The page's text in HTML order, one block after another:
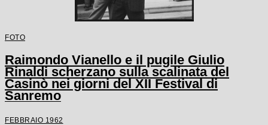
FOTO
Raimondo Vianello e il pugile Giulio
Rinaldi scherzano sulla scalinata del
Casinò nei giorni del XII Festival di
Sanremo
FEBBRAIO 1962